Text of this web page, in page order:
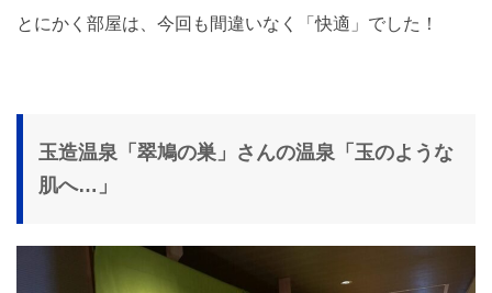
とにかく部屋は、今回も間違いなく「快適」でした！
玉造温泉「翠鳩の巣」さんの温泉「玉のような
肌へ…」